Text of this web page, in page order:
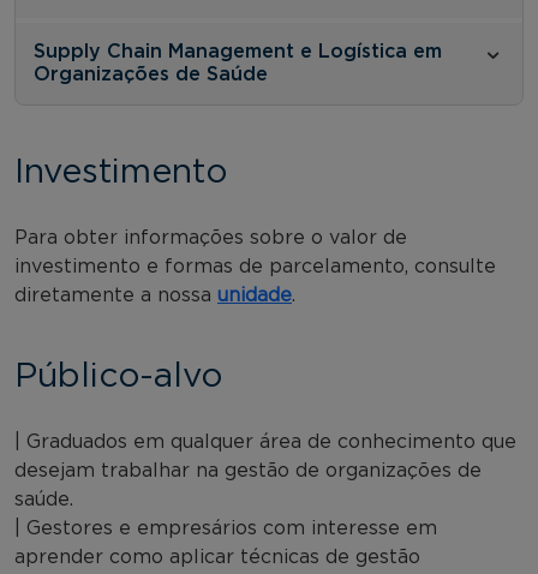
Supply Chain Management e Logística em
Organizações de Saúde
Investimento
Para obter informações sobre o valor de
investimento e formas de parcelamento, consulte
diretamente a nossa unidade.
Público-alvo
| Graduados em qualquer área de conhecimento que
desejam trabalhar na gestão de organizações de
saúde.
| Gestores e empresários com interesse em
aprender como aplicar técnicas de gestão